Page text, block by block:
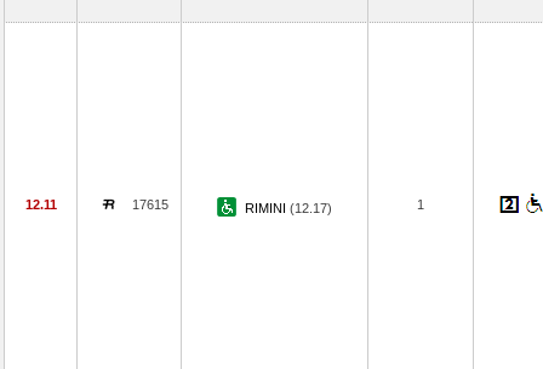
12.11 17615 RIMINI (12.17) 1